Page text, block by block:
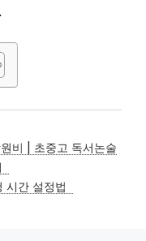
비 | 초중고 독서논술
시간 설정법